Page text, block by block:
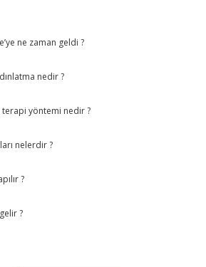
ne zaman geldi ?
nedir ?
terapi yöntemi nedir ?
nelerdir ?
?
?